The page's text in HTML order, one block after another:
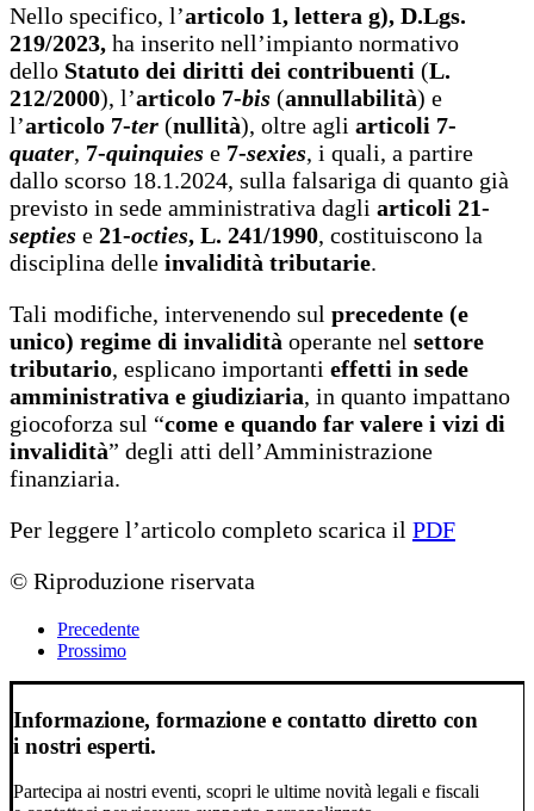
Nello specifico, l’articolo 1, lettera g), D.Lgs.
219/2023, ha inserito nell’impianto normativo
dello Statuto dei diritti dei contribuenti (L.
212/2000), l’articolo 7-bis (annullabilità) e
l’articolo 7-ter (nullità), oltre agli articoli 7-
quater, 7-quinquies e 7-sexies, i quali, a partire
dallo scorso 18.1.2024, sulla falsariga di quanto già
previsto in sede amministrativa dagli articoli 21-
septies e 21-octies, L. 241/1990, costituiscono la
disciplina delle invalidità tributarie.
Tali modifiche, intervenendo sul precedente (e
unico) regime di invalidità operante nel settore
tributario, esplicano importanti effetti in sede
amministrativa e giudiziaria, in quanto impattano
giocoforza sul “come e quando far valere i vizi di
invalidità” degli atti dell’Amministrazione
finanziaria.
Per leggere l’articolo completo scarica il PDF
© Riproduzione riservata
Precedente
Prossimo
Informazione, formazione e contatto diretto con
i nostri esperti.
Partecipa ai nostri eventi, scopri le ultime novità legali e fiscali